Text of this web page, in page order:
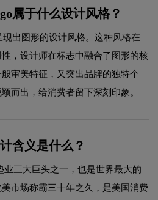
属于什么设计风格？
现出图形的设计风格。这种风格在
，设计师在标志中融合了图形的核
审美特征，又突出品牌的独特个
而出，给消费者留下深刻印象。
含义是什么？
业三大巨头之一，也是世界最大的
市场称霸三十年之久，是美国消费